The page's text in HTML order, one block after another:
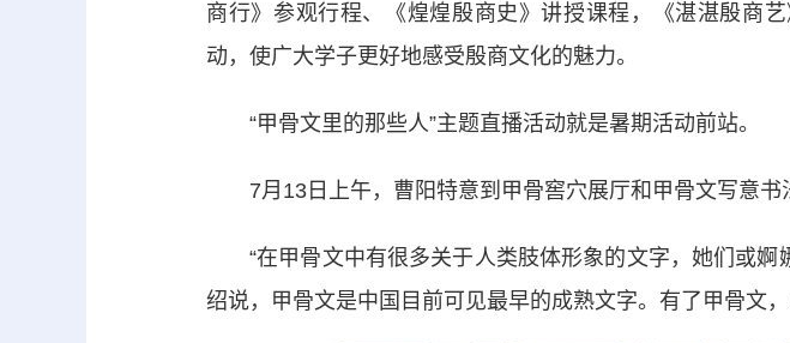
商行》参观行程、《煌煌殷商史》讲授课程，《湛湛殷商
动，使广大学子更好地感受殷商文化的魅力。
“甲骨文里的那些人”主题直播活动就是暑期活动前站。
7月13日上午，曹阳特意到甲骨窖穴展厅和甲骨文写意书
“在甲骨文中有很多关于人类肢体形象的文字，她们或婀
绍说，甲骨文是中国目前可见最早的成熟文字。有了甲骨文